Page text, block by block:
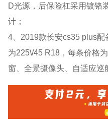
D光源，后保险杠采用镀铬
计；
4、2019款长安cs35 plus
为225\/45 R18，每条价格
窗、全景摄像头、自适应巡